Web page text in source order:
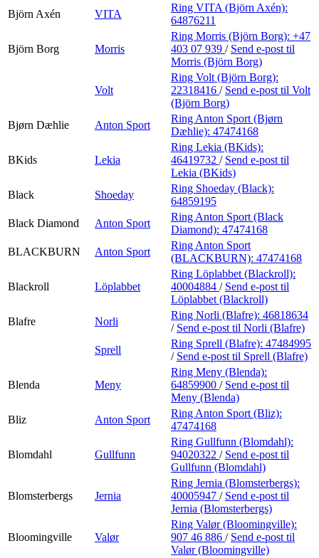
Björn Axén
VITA
Ring VITA (Björn Axén):
64876211
Björn Borg Morris
Ring Morris (Björn Borg): +47
403 07 939 / Send e-post til
Morris (Björn Borg)
Volt
Ring Volt (Björn Borg):
22318416 / Send e-post til Volt
(Björn Borg)
Bjørn Dæhlie
Anton Sport
Ring Anton Sport (Bjørn
Dæhlie): 47474168
BKids Lekia
Ring Lekia (BKids):
46419732 / Send e-post til
Lekia (BKids)
Black
Shoeday
Ring Shoeday (Black):
64859195
Black Diamond
Anton Sport
Ring Anton Sport (Black
Diamond): 47474168
BLACKBURN
Anton Sport
Ring Anton Sport
(BLACKBURN): 47474168
Blackroll Löplabbet
Ring Löplabbet (Blackroll):
40004884 / Send e-post til
Löplabbet (Blackroll)
Blafre
Norli
Ring Norli (Blafre): 46818634
/ Send e-post til Norli (Blafre)
Sprell
Ring Sprell (Blafre): 47484995
/ Send e-post til Sprell (Blafre)
Blenda Meny
Ring Meny (Blenda):
64859900 / Send e-post til
Meny (Blenda)
Bliz
Anton Sport
Ring Anton Sport (Bliz):
47474168
Blomdahl Gullfunn
Ring Gullfunn (Blomdahl):
94020322 / Send e-post til
Gullfunn (Blomdahl)
Blomsterbergs Jernia
Ring Jernia (Blomsterbergs):
40005947 / Send e-post til
Jernia (Blomsterbergs)
Bloomingville Valør
Ring Valør (Bloomingville):
907 46 886 / Send e-post til
Valør (Bloomingville)